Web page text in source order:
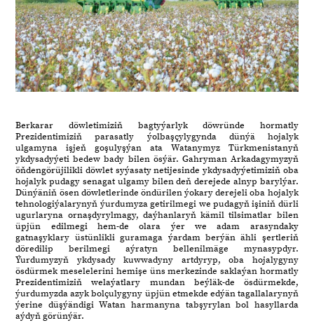
Berkarar döwletimiziň bagtyýarlyk döwründe hormatly
Prezidentimiziň parasatly ýolbaşçylygynda dünýä hojalyk
ulgamyna işjeň goşulyşýan ata Watanymyz Türkmenistanyň
ykdysadyýeti bedew bady bilen ösýär. Gahryman Arkadagymyzyň
öňdengörüjilikli döwlet syýasaty netijesinde ykdysadyýetimiziň oba
hojalyk pudagy senagat ulgamy bilen deň derejede alnyp barylýar.
Dünýäniň ösen döwletlerinde öndürilen ýokary derejeli oba hojalyk
tehnologiýalarynyň ýurdumyza getirilmegi we pudagyň işiniň dürli
ugurlaryna ornaşdyrylmagy, daýhanlaryň kämil tilsimatlar bilen
üpjün edilmegi hem-de olara ýer we adam arasyndaky
gatnaşyklary üstünlikli guramaga ýardam berýän ähli şertleriň
döredilip berilmegi aýratyn bellenilmäge mynasypdyr.
Ýurdumyzyň ykdysady kuwwadyny artdyryp, oba hojalygyny
ösdürmek meselelerini hemişe üns merkezinde saklaýan hormatly
Prezidentimiziň welaýatlary mundan beýläk-de ösdürmekde,
ýurdumyzda azyk bolçulygyny üpjün etmekde edýän tagallalarynyň
ýerine düşýändigi Watan harmanyna tabşyrylan bol hasyllarda
aýdyň görünýär.